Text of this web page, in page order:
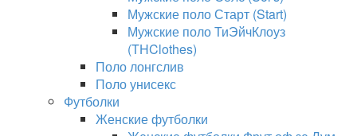
Мужские поло Старт (Start)
Мужские поло ТиЭйчКлоуз
(THClothes)
Поло лонгслив
Поло унисекс
Футболки
Женские футболки